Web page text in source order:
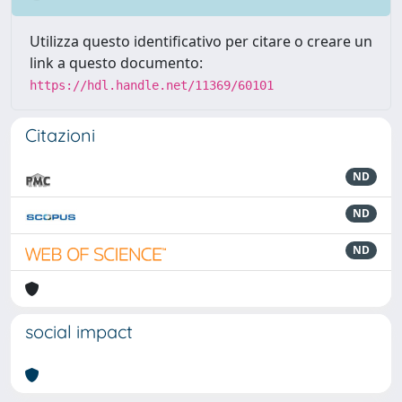
Utilizza questo identificativo per citare o creare un
link a questo documento:
https://hdl.handle.net/11369/60101
Citazioni
ND
ND
ND
social impact